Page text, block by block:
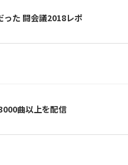
った 闘会議2018レポ
曲以上を配信